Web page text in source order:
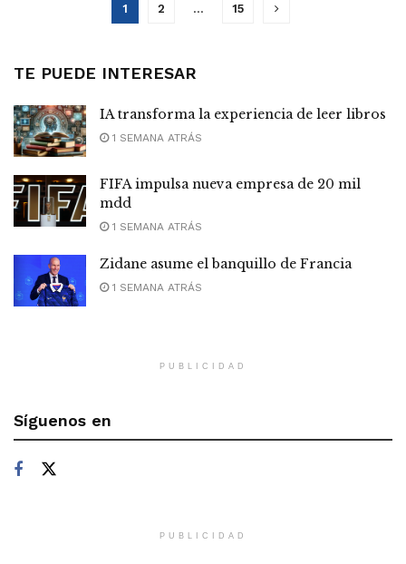
1 2 … 15
TE PUEDE INTERESAR
IA transforma la experiencia de leer libros
1 SEMANA ATRÁS
FIFA impulsa nueva empresa de 20 mil
mdd
1 SEMANA ATRÁS
Zidane asume el banquillo de Francia
1 SEMANA ATRÁS
PUBLICIDAD
Síguenos en
PUBLICIDAD